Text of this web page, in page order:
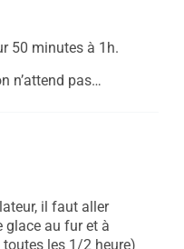
50 minutes à 1h.
n’attend pas…
il faut aller
glace au fur et à
toutes les 1/2 heure)